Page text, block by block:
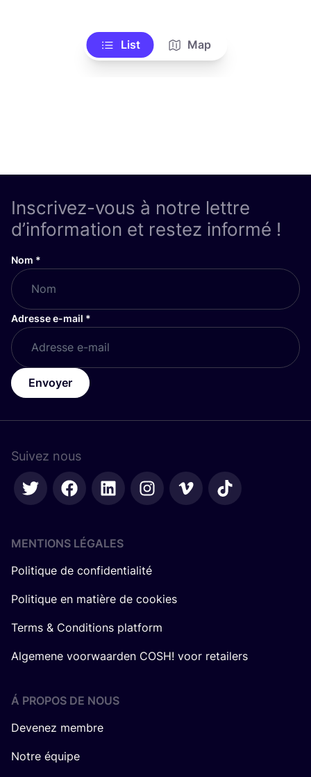
List Map
Inscrivez-vous à notre lettre
d’information et restez informé !
Nom *
Adresse e-mail *
Envoyer
Suivez nous
MENTIONS LÉGALES
Politique de confidentialité
Politique en matière de cookies
Terms & Conditions platform
Algemene voorwaarden COSH! voor retailers
Á PROPOS DE NOUS
Devenez membre
Notre équipe